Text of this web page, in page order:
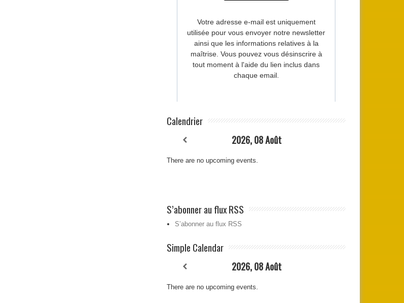
Calendrier
2026, 08 Août
There are no upcoming events.
S’abonner au flux RSS
S’abonner au flux RSS
Simple Calendar
2026, 08 Août
There are no upcoming events.